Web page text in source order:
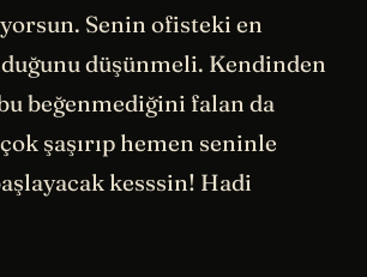
Senin ofisteki en
düşünmeli. Kendinden
beğenmediğini falan da
şaşırıp hemen seninle
kesssin! Hadi